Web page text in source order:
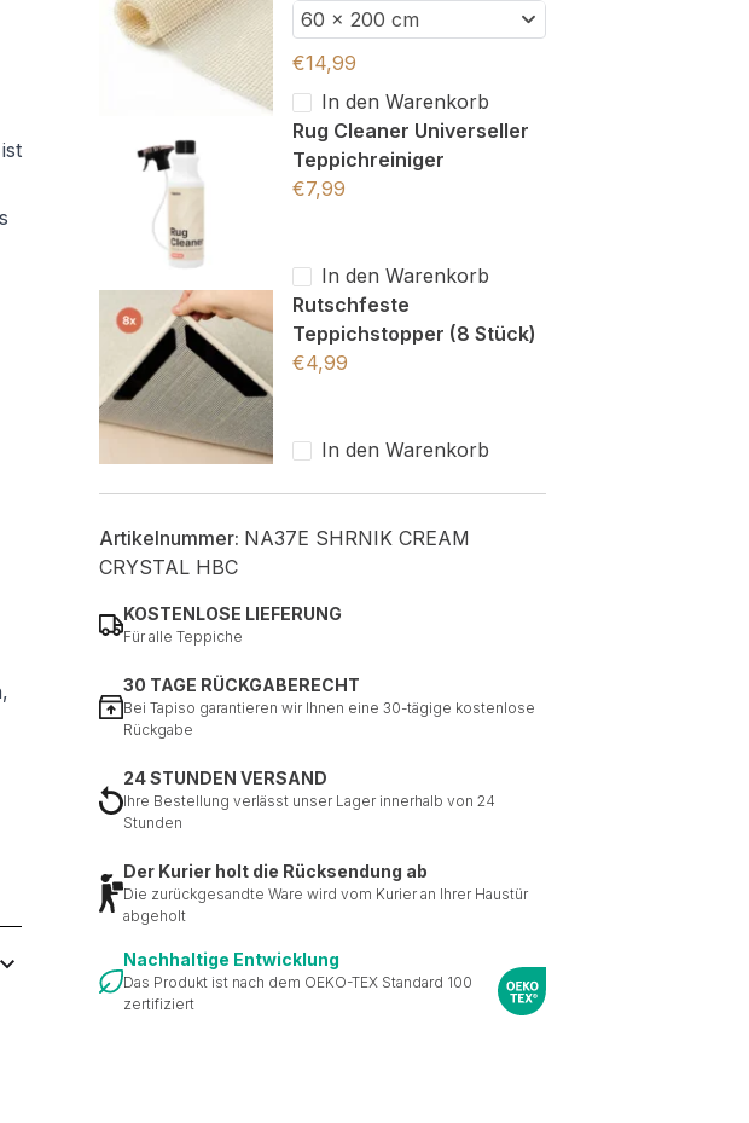
60 x 200 cm
€14,99
In den Warenkorb
Rug Cleaner Universeller
Teppichreiniger
€7,99
In den Warenkorb
Rutschfeste
Teppichstopper (8 Stück)
€4,99
In den Warenkorb
Artikelnummer: NA37E SHRNIK CREAM
CRYSTAL HBC
KOSTENLOSE LIEFERUNG
Für alle Teppiche
30 TAGE RÜCKGABERECHT
Bei Tapiso garantieren wir Ihnen eine 30-tägige kostenlose
Rückgabe
24 STUNDEN VERSAND
Ihre Bestellung verlässt unser Lager innerhalb von 24
Stunden
Der Kurier holt die Rücksendung ab
Die zurückgesandte Ware wird vom Kurier an Ihrer Haustür
abgeholt
Nachhaltige Entwicklung
Das Produkt ist nach dem OEKO-TEX Standard 100
zertifiziert